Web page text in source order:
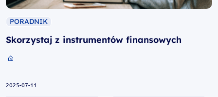
PORADNIK
Skorzystaj z instrumentów finansowych
2025-07-11